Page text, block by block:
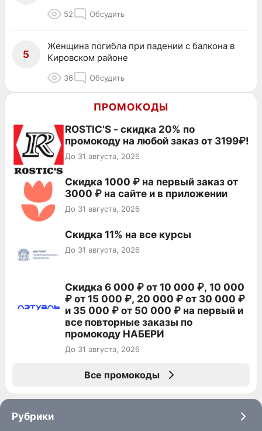
52 Обсудить
5
Женщина погибла при падении с балкона в
Кировском районе
36 Обсудить
ПРОМОКОДЫ
ROSTIC'S - скидка 20% по
промокоду на любой заказ от 3199₽!
До 31 августа, 2026
Скидка 1000 ₽ на первый заказ от
3000 ₽ на сайте и в приложении
До 31 августа, 2026
Скидка 11% на все курсы
До 31 августа, 2026
Скидка 6 000 ₽ от 10 000 ₽, 10 000
₽ от 15 000 ₽, 20 000 ₽ от 30 000 ₽
и 35 000 ₽ от 50 000 ₽ на первый и
все повторные заказы по
промокоду НАБЕРИ
До 31 августа, 2026
Все промокоды
Рубрики